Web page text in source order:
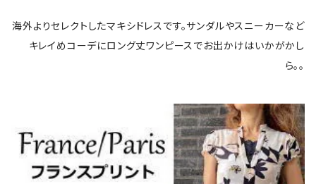
海外よりセレクトしたマキシドレスです。サンダルやスニーカーなど
キレイめコーデにロング丈ワンピースでお出かけはいかがかし
ら。。